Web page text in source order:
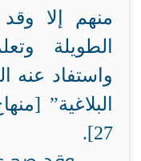
منهم إلا
الطويلة
واستفاد عنه
البلاغية”
27
].